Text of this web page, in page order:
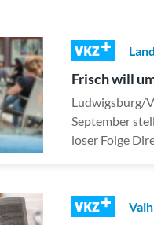
VKZ
Frisch will
Ludwigsburg/
September
loser Folge
VKZ